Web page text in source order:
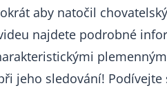
aby natočil
najdete podrobné
jeho sledování! Podívejte